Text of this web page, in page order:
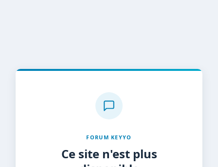
FORUM KEYYO
Ce site n'est plus